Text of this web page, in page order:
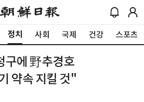
정치 사회 국제 건강 스포츠
구에 野추경호
약속 지킬 것"